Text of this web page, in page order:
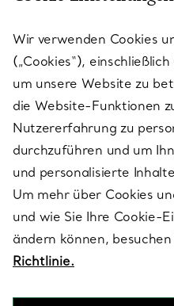
KUNDENSERVICE
SERVICES
ÜBER TIFFANY & CO.
RECHTLICHE HINWEISE
FOLGEN SIE UNS
Wir verwenden Cookies
(„Cookies“),
um unsere Website zu
die Website-Funktionen
Nutzererfahrung zu
durchzuführen und um
und personalisierte
Um mehr über Cookies
und wie Sie Ihre Cookie-
ändern können, besuchen
Richtlinie.